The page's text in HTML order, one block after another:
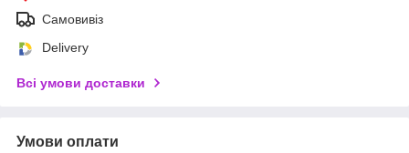
Самовивіз
Delivery
Всі умови доставки
Умови оплати